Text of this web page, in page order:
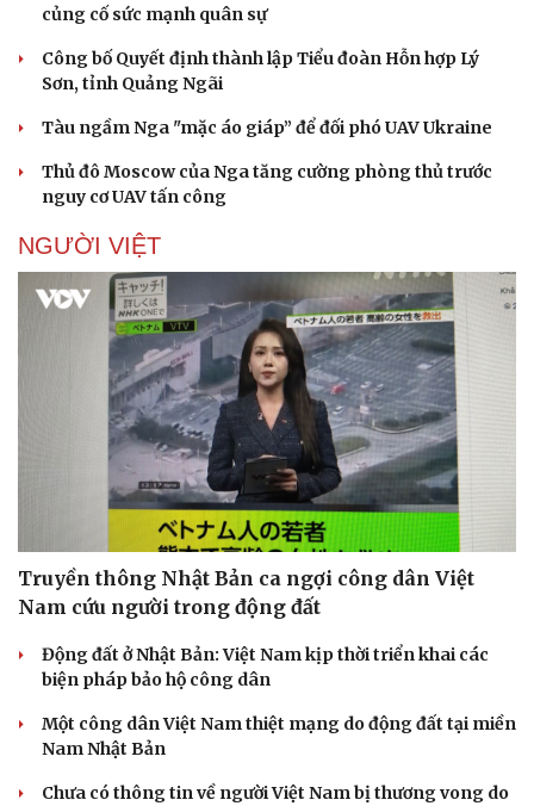
củng cố sức mạnh quân sự
Công bố Quyết định thành lập Tiểu đoàn Hỗn hợp Lý
Sơn, tỉnh Quảng Ngãi
Tàu ngầm Nga "mặc áo giáp” để đối phó UAV Ukraine
Thủ đô Moscow của Nga tăng cường phòng thủ trước
nguy cơ UAV tấn công
NGƯỜI VIỆT
Truyền thông Nhật Bản ca ngợi công dân Việt
Nam cứu người trong động đất
Động đất ở Nhật Bản: Việt Nam kịp thời triển khai các
biện pháp bảo hộ công dân
Một công dân Việt Nam thiệt mạng do động đất tại miền
Nam Nhật Bản
Chưa có thông tin về người Việt Nam bị thương vong do